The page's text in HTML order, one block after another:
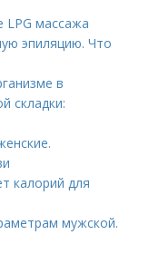
LPG массажа
эпиляцию. Что
в
складки:
калорий для
мужской.